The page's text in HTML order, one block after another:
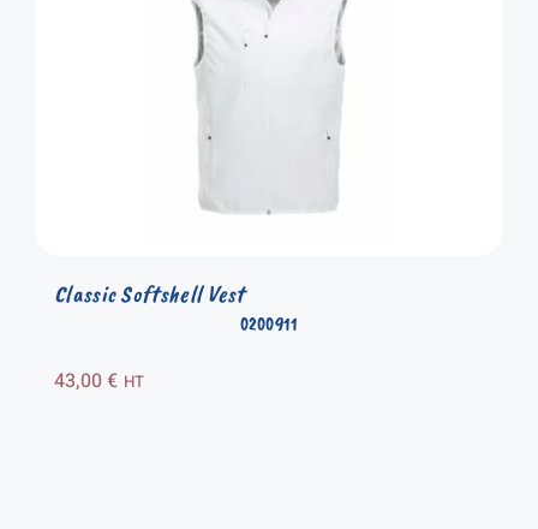
0200911
Classic Softshell Vest
43,00€ HT